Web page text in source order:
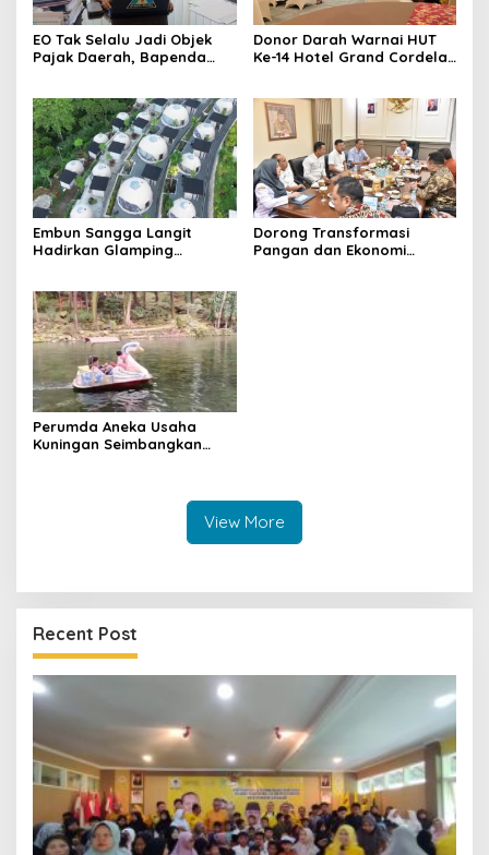
EO Tak Selalu Jadi Objek
Pajak Daerah, Bapenda
Donor Darah Warnai HUT
Ke-14 Hotel Grand Cordela
Embun Sangga Langit
Hadirkan Glamping
Wahana Giant Swing
Dorong Transformasi
Pangan dan Ekonomi
Perumda Aneka Usaha
Kuningan Seimbangkan
View More
Recent Post